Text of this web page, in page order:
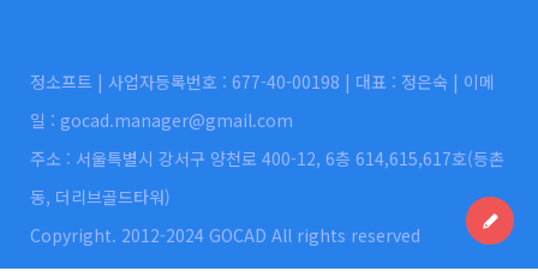
정소프트 | 사업자등록번호 : 677-40-00198 | 대표 : 정은숙 | 이메
일 : gocad.manager@gmail.com
주소 : 서울특별시 강서구 양천로 400-12, 6층 614,615,617호(등촌
동, 더리브골드타워)
Copyright. 2012-2024 GOCAD All rights reserved